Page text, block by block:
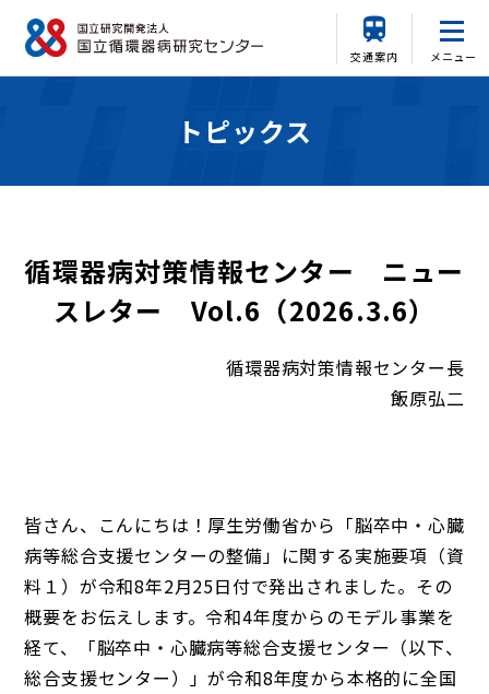
交通案内 メニュー
トピックス
循環器病対策情報センター ニュー
スレター Vol.6（2026.3.6）
循環器病対策情報センター長
飯原弘二
皆さん、こんにちは！厚生労働省から「脳卒中・心臓
病等総合支援センターの整備」に関する実施要項（資
料１）が令和8年2月25日付で発出されました。その
概要をお伝えします。令和4年度からのモデル事業を
経て、「脳卒中・心臓病等総合支援センター（以下、
総合支援センター）」が令和8年度から本格的に全国